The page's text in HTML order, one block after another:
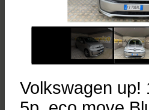
Volkswagen up!